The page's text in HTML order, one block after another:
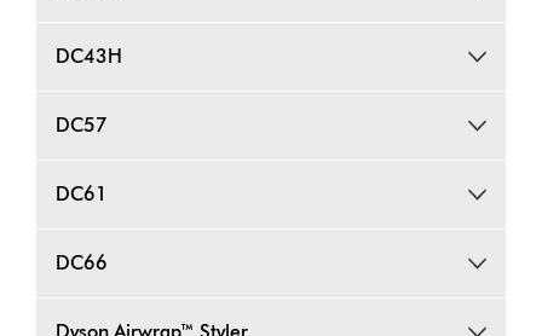
DC43H
DC57
DC61
DC66